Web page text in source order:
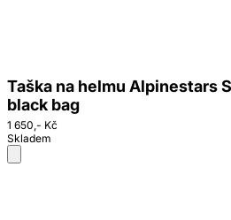
Taška na helmu Alpinestars
black bag
1 650,- Kč
Skladem